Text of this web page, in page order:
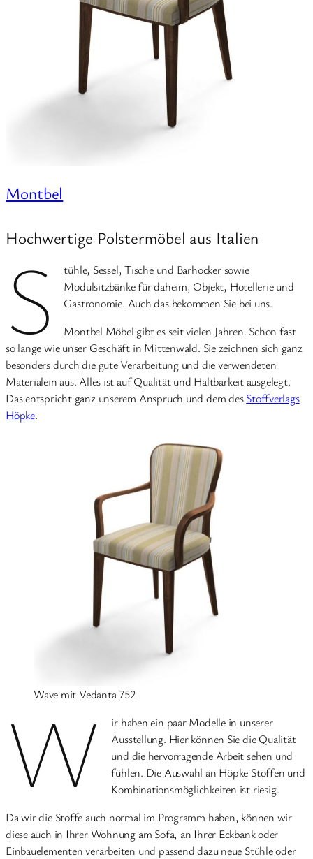
Montbel
Hochwertige Polstermöbel aus Italien
S
tühle, Sessel, Tische und Barhocker sowie
Modulsitzbänke für daheim, Objekt, Hotellerie und
Gastronomie. Auch das bekommen Sie bei uns.
Montbel Möbel gibt es seit vielen Jahren. Schon fast
so lange wie unser Geschäft in Mittenwald. Sie zeichnen sich ganz
besonders durch die gute Verarbeitung und die verwendeten
Materialein aus. Alles ist auf Qualität und Haltbarkeit ausgelegt.
Das entspricht ganz unserem Anspruch und dem desStoffverlags
Höpke.
Wave mit Vedanta 752
W
ir haben ein paar Modelle in unserer
Ausstellung. Hier können Sie die Qualität
und die hervorragende Arbeit sehen und
fühlen. Die Auswahl an Höpke Stoffen und
Kombinationsmöglichkeiten ist riesig.
Da wir die Stoffe auch normal im Programm haben, können wir
diese auch in Ihrer Wohnung am Sofa, an Ihrer Eckbank oder
Einbauelementen verarbeiten und passend dazu neue Stühle oder